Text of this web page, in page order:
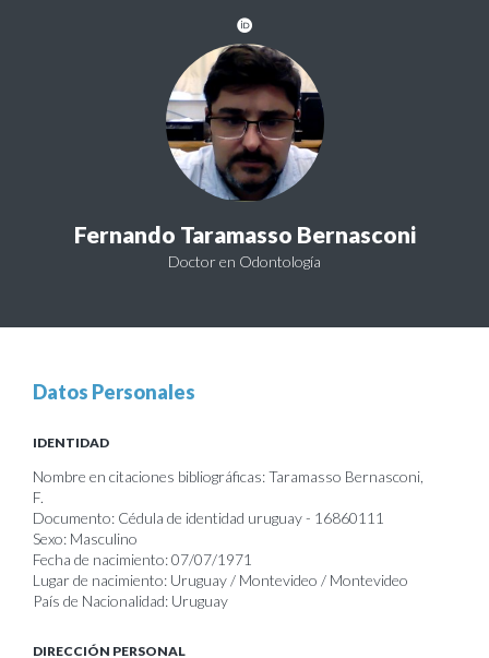
Fernando Taramasso Bernasconi
Doctor en Odontología
Datos Personales
IDENTIDAD
Nombre en citaciones bibliográficas: Taramasso Bernasconi,
F.
Documento: Cédula de identidad uruguay - 16860111
Sexo: Masculino
Fecha de nacimiento: 07/07/1971
Lugar de nacimiento: Uruguay / Montevideo / Montevideo
País de Nacionalidad: Uruguay
DIRECCIÓN PERSONAL